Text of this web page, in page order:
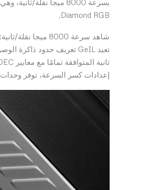
Diamond RGB.
شاهد سرعة 8000 ميجا نقلة/ثانية: سهولة التوصيل والتشغيل
إعدادات كسر السرعة، توفر وحدات GeIL JEDEC 8000 MT/s تجربة “التوصيل والتشغيل” الحقيقية.